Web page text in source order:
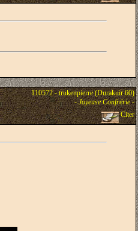
110572 - trukenpierre (Durakuir 60)
-Joyeuse Confrérie-
Citer